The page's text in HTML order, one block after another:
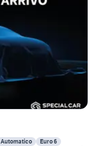
Automatico
Euro 6